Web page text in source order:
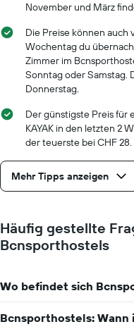
Achse,
die
die
Anzahl
der
vor
dem
Aufenthalt
Das
Diagramm
hat
Achse,
die
Zimmerpreis
anzeigt
November und März
Die Preise können auch
Wochentag du
Zimmer im
Sonntag oder Samstag.
Donnerstag.
Der günstigste Preis für
KAYAK in den letzten 2
der teuerste bei CHF 28.
Mehr Tipps anzeigen
Häufig gestellte
Bcnsporthostels
Wo befindet sich
Bcnsporthostels: Wann